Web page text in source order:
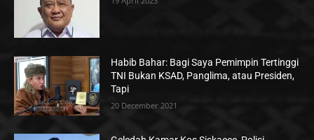
Habib Bahar: Bagi Saya Pemimpin Tertinggi
TNI Bukan KSAD, Panglima, atau Presiden,
Tapi
20 December 2021